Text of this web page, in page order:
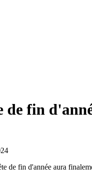
de fin
de fin d'année aura